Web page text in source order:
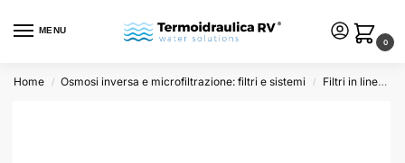
MENU
0
Home / Osmosi inversa e microfiltrazione: filtri e sistemi / Filtri in linea e ricambi